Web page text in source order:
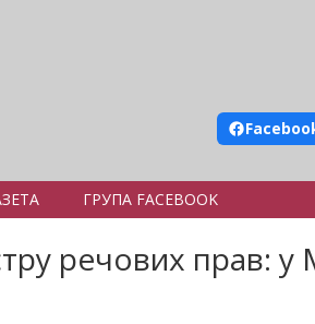
ГРУПА FACEBOOK
речових прав: у